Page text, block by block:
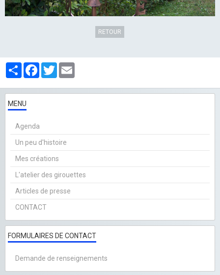
RETOUR
PartagerFacebook
Twitter
MENU
Agenda
Un peu d'histoire
Mes créations
L'atelier des girouettes
Articles de presse
CONTACT
FORMULAIRES DE CONTACT
Demande de renseignements